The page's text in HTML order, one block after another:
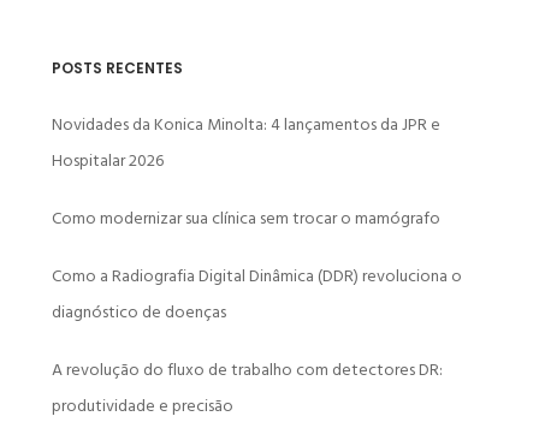
POSTS RECENTES
Novidades da Konica Minolta: 4 lançamentos da JPR e
Hospitalar 2026
Como modernizar sua clínica sem trocar o mamógrafo
Como a Radiografia Digital Dinâmica (DDR) revoluciona o
diagnóstico de doenças
A revolução do fluxo de trabalho com detectores DR:
produtividade e precisão